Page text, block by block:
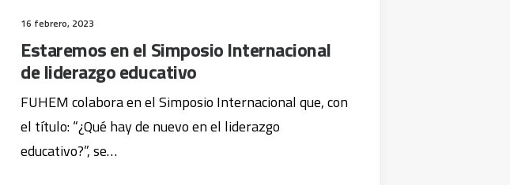
16 febrero, 2023
Estaremos en el Simposio Internacional
de liderazgo educativo
FUHEM colabora en el Simposio Internacional que, con
el título: “¿Qué hay de nuevo en el liderazgo
educativo?”, se…